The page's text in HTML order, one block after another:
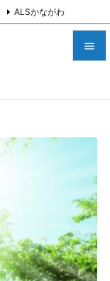


次へ

検索
ALSかながわ